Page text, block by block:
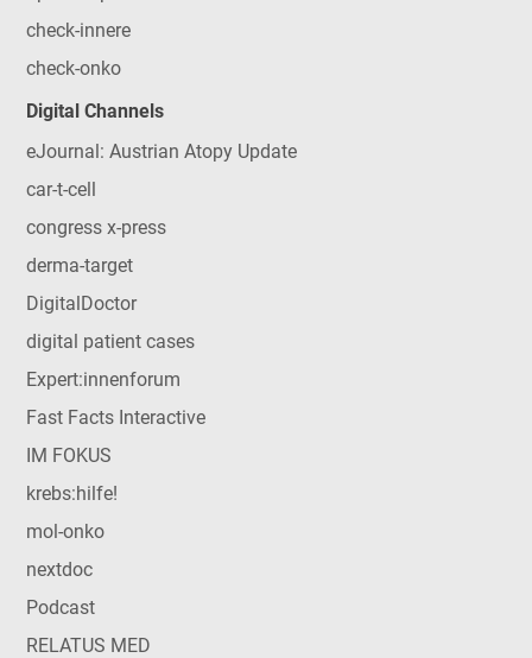
check-innere
check-onko
Digital Channels
eJournal: Austrian Atopy Update
car-t-cell
congress x-press
derma-target
DigitalDoctor
digital patient cases
Expert:innenforum
Fast Facts Interactive
IM FOKUS
krebs:hilfe!
mol-onko
nextdoc
Podcast
RELATUS MED